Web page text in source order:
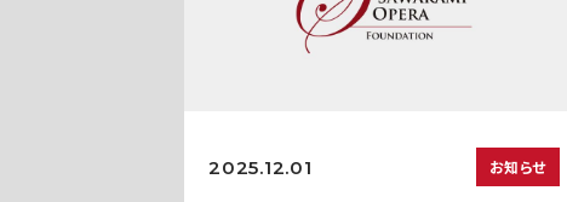
2025.12.01 お知らせ